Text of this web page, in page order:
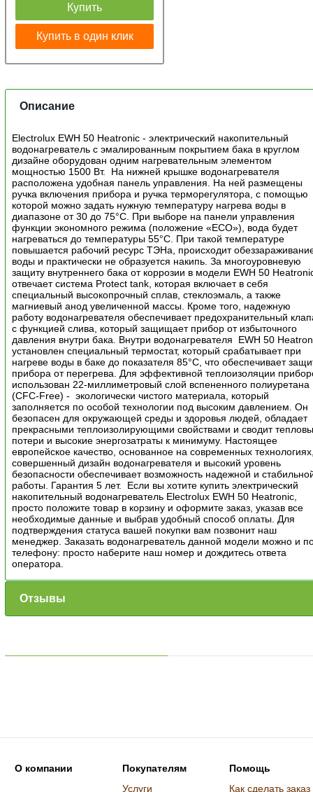
Купить
Купить в один клик
Описание
Electrolux EWH 50 Heatronic - электрический накопительный
водонагреватель с эмалированным покрытием бака в круглом
дизайне оборудован одним нагревательным элементом
мощностью 1500 Вт. На нижней крышке водонагревателя
расположена удобная панель управления. На ней размещены
ручка включения прибора и ручка терморегулятора, с помощью
которой можно задать нужную температуру нагрева воды в
диапазоне от 30 до 75°С. При выборе на панели управления
функции экономного режима (положение «ЕCO»), вода будет
нагреваться до температуры 55°С. При такой температуре
повышается рабочий ресурс ТЭНа, происходит
воды и практически не образуется накипь. За многоуровневую
защиту внутреннего бака от коррозии в модели EWH 50
отвечает система Protect tank, которая включает в себя
специальный высокопрочный сплав, стеклоэмаль, а также
магниевый анод увеличенной массы. Кроме того, надежную
работу водонагревателя обеспечивает предохранительный
с функцией слива, который защищает прибор от избыточного
давления внутри бака. Внутри водонагревателя EWH 50
установлен специальный термостат, который срабатывает при
нагреве воды в баке до показателя 85°С, что обеспечивает
прибора от перегрева. Для эффективной теплоизоляции
использован 22-миллиметровый слой вспененного полиуретана
(CFC-Free) - экологически чистого материала, который
заполняется по особой технологии под высоким давлением. Он
безопасен для окружающей среды и здоровья людей, обладает
прекрасными теплоизолирующими свойствами и сводит
потери и высокие энергозатраты к минимуму. Настоящее
европейское качество, основанное на современных
совершенный дизайн водонагревателя и высокий уровень
безопасности обеспечивает возможность надежной и
работы. Гарантия 5 лет. Если вы хотите купить электрический
накопительный водонагреватель Electrolux EWH 50 Heatronic,
просто положите товар в корзину и оформите заказ, указав все
необходимые данные и выбрав удобный способ оплаты. Для
подтверждения статуса вашей покупки вам позвонит наш
менеджер. Заказать водонагреватель данной модели можно и
телефону: просто наберите наш номер и дождитесь ответа
оператора.
Отзывы
О компании
Покупателям
Услуги
Помощь
Как сделать заказ